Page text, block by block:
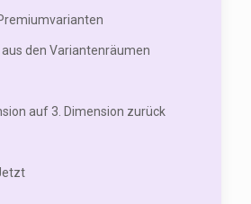
den Variantenräumen
auf 3. Dimension zurück